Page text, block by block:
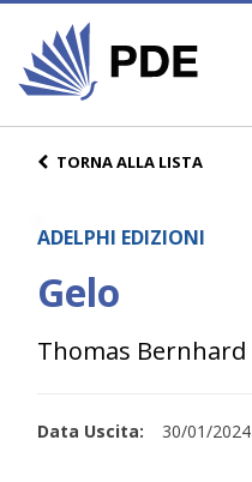
TORNA ALLA LISTA
ADELPHI EDIZIONI
Gelo
Thomas Bernhard
Data Uscita: 30/01/2024